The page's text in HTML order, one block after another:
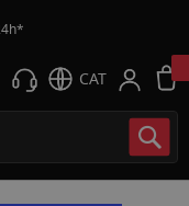
CAT